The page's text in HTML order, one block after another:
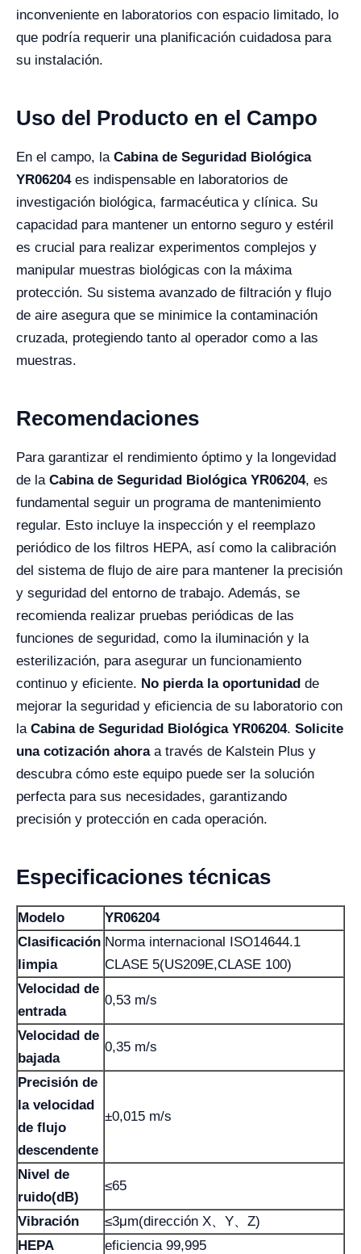
inconveniente en laboratorios con espacio limitado, lo
que podría requerir una planificación cuidadosa para
su instalación.
Uso del Producto en el Campo
En el campo, la Cabina de Seguridad Biológica
YR06204es indispensable en laboratorios de
investigación biológica, farmacéutica y clínica. Su
capacidad para mantener un entorno seguro y estéril
es crucial para realizar experimentos complejos y
manipular muestras biológicas con la máxima
protección. Su sistema avanzado de filtración y flujo
de aire asegura que se minimice la contaminación
cruzada, protegiendo tanto al operador como a las
muestras.
Recomendaciones
Para garantizar el rendimiento óptimo y la longevidad
de la Cabina de Seguridad Biológica YR06204, es
fundamental seguir un programa de mantenimiento
regular. Esto incluye la inspección y el reemplazo
periódico de los filtros HEPA, así como la calibración
del sistema de flujo de aire para mantener la precisión
y seguridad del entorno de trabajo. Además, se
recomienda realizar pruebas periódicas de las
funciones de seguridad, como la iluminación y la
esterilización, para asegurar un funcionamiento
continuo y eficiente. No pierda la oportunidad de
mejorar la seguridad y eficiencia de su laboratorio con
la Cabina de Seguridad Biológica YR06204. Solicite
una cotización ahoraa través de Kalstein Plus y
descubra cómo este equipo puede ser la solución
perfecta para sus necesidades, garantizando
precisión y protección en cada operación.
Especificaciones técnicas
Modelo
YR06204
Clasificación
limpia
Norma internacional ISO14644.1
CLASE 5(US209E,CLASE 100)
Velocidad de
entrada
0,53 m/s
Velocidad de
bajada
0,35 m/s
Precisión de
la velocidad
de flujo
descendente
±0,015 m/s
Nivel de
ruido(dB)
≤65
Vibración
≤3μm(dirección X、Y、Z)
HEPA
eficiencia 99,995